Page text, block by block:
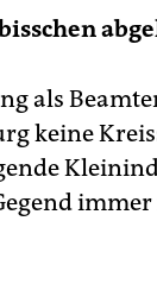
als
keine
immer